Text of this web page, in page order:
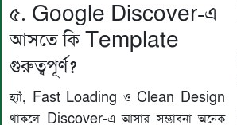
৫. Google Discover-এ
আসতে কি Template
গুরুত্বপূর্ণ?
হ্যাঁ, Fast Loading ও Clean Design
থাকলে Discover-এ আসার সম্ভাবনা অনেক